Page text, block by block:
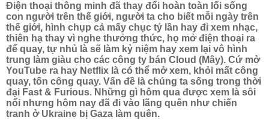
Điện thoại thông minh đã thay đổi hoàn toàn lối sống
con người trên thế giới, người ta cho biết mỗi ngày trên
thế giới, hình chụp cả mấy chục tỷ lần hay đi xem nhạc,
thiên hạ thay vì nghe thưởng thức, họ mở điện thoại ra
để quay, tự nhủ là sẽ làm kỷ niệm hay xem lại vô hình
trung làm giàu cho các công ty bán Cloud (Mây). Cứ mở
YouTube ra hay Netflix là có thể mở xem, khỏi mất công
quay, tốn công quay. Vấn đề là chúng ta sống trong thời
đại Fast & Furious. Những gì hôm qua được xem là sôi
nổi nhưng hôm nay đã đi vào lãng quên như chiến
tranh ở Ukraine bị Gaza làm quên.